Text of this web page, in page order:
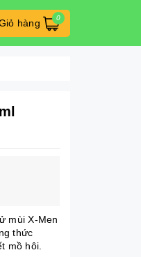
hàng 0
mùi X-Men
thức
mồ hôi.